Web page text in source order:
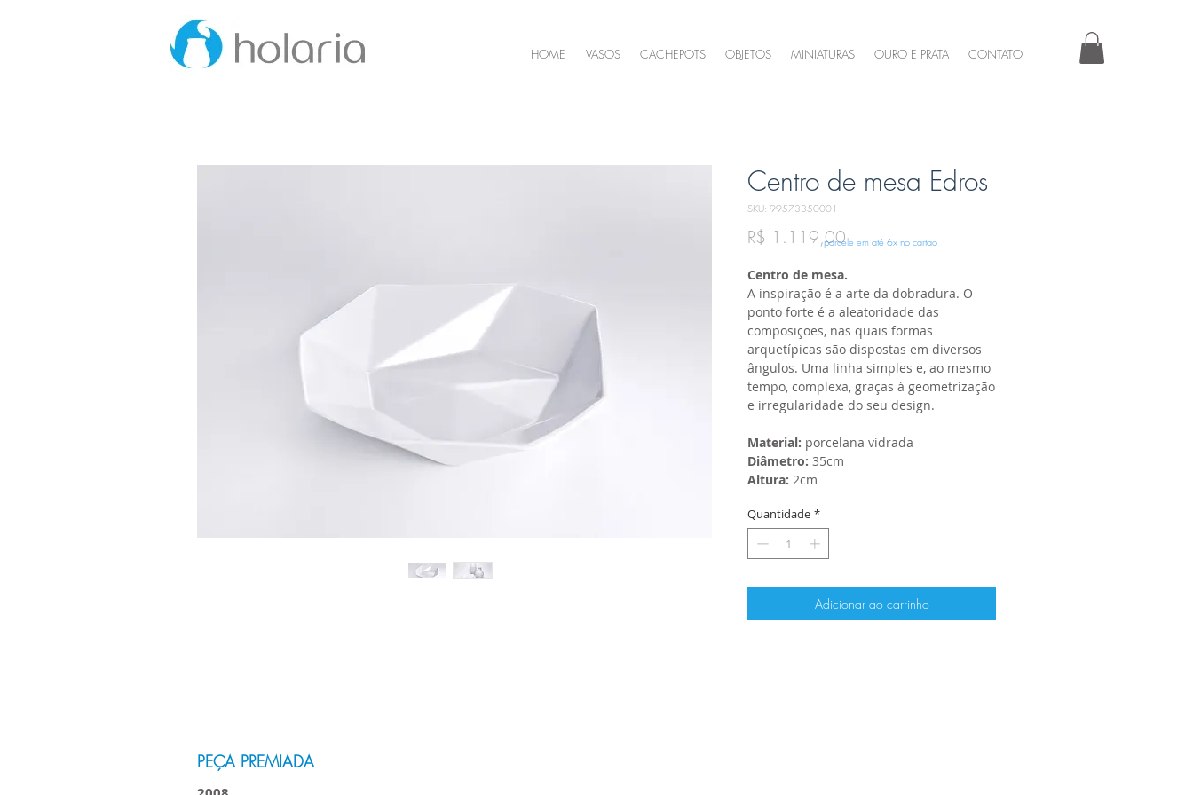
HOME VASOS CACHEPOTS OBJETOS MINIATURAS OURO E PRATA CONTATO
Centro de mesa Edros
SKU: 99573350001
R$ 1.119,00Preço
Centro de mesa.
A inspiração é a arte da dobradura. O
ponto forte é a aleatoridade das
composições, nas quais formas
arquetípicas são dispostas em diversos
ângulos. Uma linha simples e, ao mesmo
tempo, complexa, graças à geometrização
e irregularidade do seu design.
Material: porcelana vidrada
Diâmetro: 35cm
Altura: 2cm
Quantidade *
Adicionar ao carrinho
PEÇA PREMIADA
parcele em até 6x no cartão